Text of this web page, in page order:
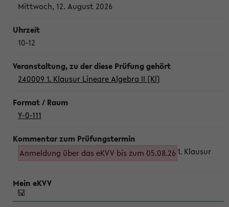
Mittwoch, 12. August 2026
10-12
240009 1. Klausur Lineare Algebra II (Kl)
Y-0-111
Anmeldung über das eKVV bis zum 05.08.26 1. Klausur